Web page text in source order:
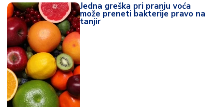
Jedna greška pri pranju voća
može preneti bakterije pravo na
tanjir